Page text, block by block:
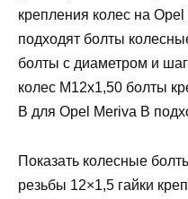
крепления колес на
подходят болты
болты с диаметром и
колес М12х1,50 болты
B для Opel Meriva B
Показать колесные
резьбы 12×1,5 гайки